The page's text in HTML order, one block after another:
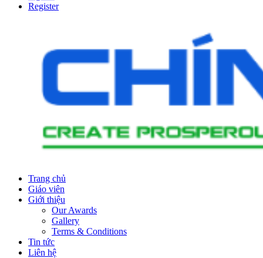
Register
Trang chủ
Giáo viên
Giới thiệu
Our Awards
Gallery
Terms & Conditions
Tin tức
Liên hệ